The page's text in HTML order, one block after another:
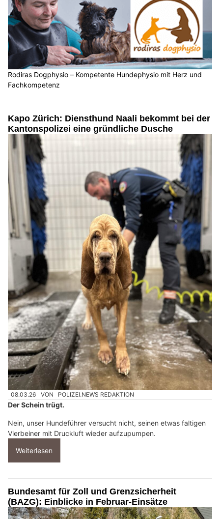
Rodiras Dogphysio – Kompetente Hundephysio mit Herz und
Fachkompetenz
Kapo Zürich: Diensthund Naali bekommt bei der
Kantonspolizei eine gründliche Dusche
08.03.26 VON POLIZEI.NEWS REDAKTION
Der Schein trügt.
Nein, unser Hundeführer versucht nicht, seinen etwas faltigen
Vierbeiner mit Druckluft wieder aufzupumpen.
Weiterlesen
Bundesamt für Zoll und Grenzsicherheit
(BAZG): Einblicke in Februar-Einsätze